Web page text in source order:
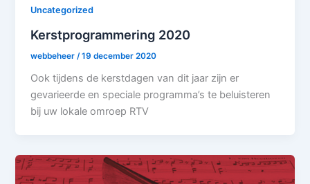
Uncategorized
Kerstprogrammering 2020
webbeheer /19 december 2020
Ook tijdens de kerstdagen van dit jaar zijn er
gevarieerde en speciale programma’s te beluisteren
bij uw lokale omroep RTV